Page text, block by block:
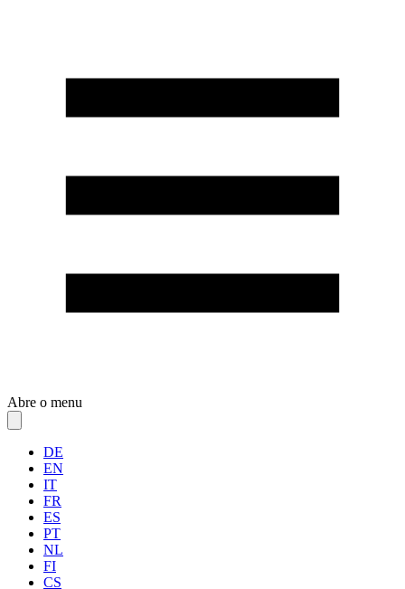
Abre o menu
DE
EN
IT
FR
ES
PT
NL
FI
CS